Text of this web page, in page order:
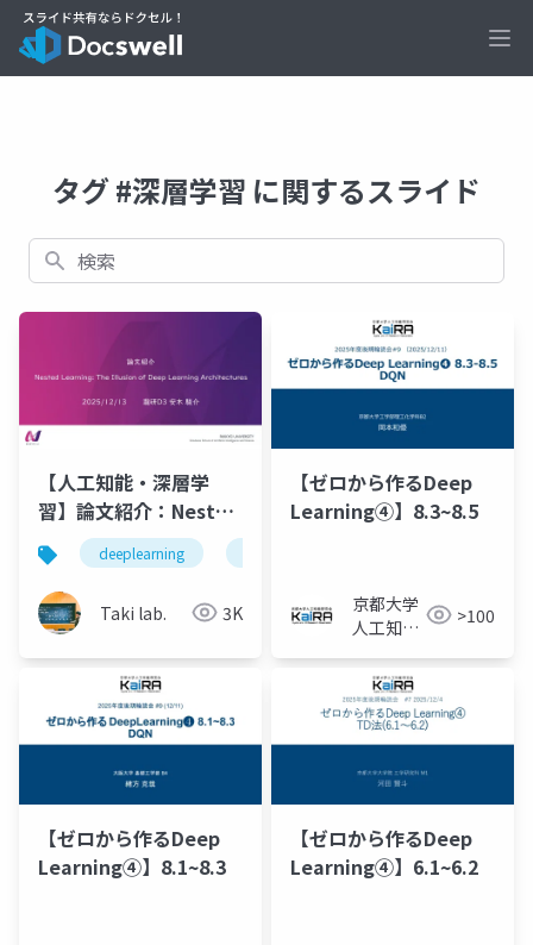
タグ #深層学習 に関するスライド
検索
【人工知能・深層学
習】論文紹介：Nested
Learning: The
Illusion of Deep
Learning
Architectures
deeplearning
Taki lab. 3K
【ゼロから作るDeep
Learning④】8.3~8.5
京都大学
人工知能
KaiRA
>100
【ゼロから作るDeep
Learning④】8.1~8.3
【ゼロから作るDeep
Learning④】6.1~6.2